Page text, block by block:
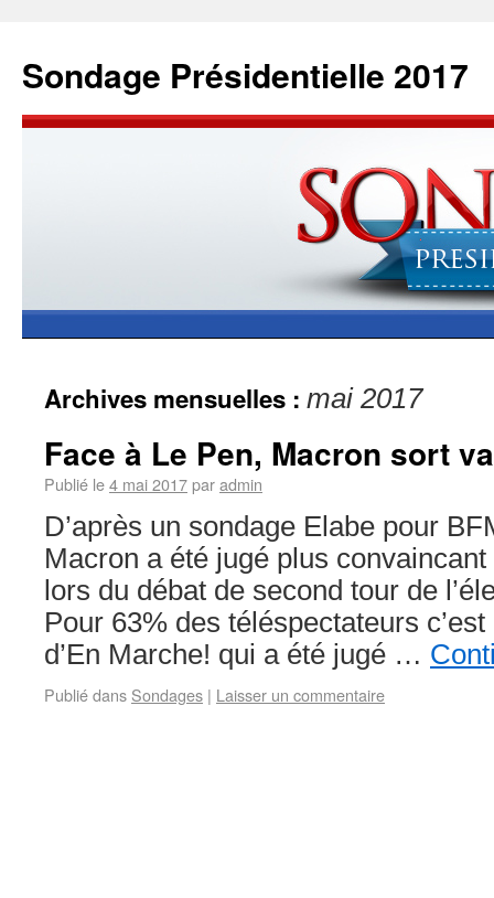
Sondage Présidentielle 2017
Archives mensuelles : mai 2017
Face à Le Pen, Macron sort
Publié le4 mai 2017paradmin
D’après un sondage Elabe pour
Macron a été jugé plus
lors du débat de second tour de
Pour 63% des téléspectateurs
d’En Marche! qui a été jugé …
Publié dans Sondages | Laisser un commentaire